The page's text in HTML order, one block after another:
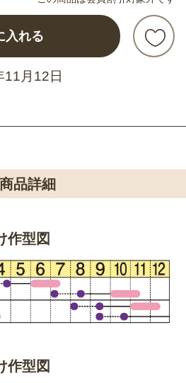
入れる
11月12日
商品詳細
作型図
作型図